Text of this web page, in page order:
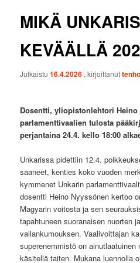
MIKÄ
KEVÄÄLLÄ
Julkaistu16.4.2026 , kirjoittanuttenho
Dosentti, yliopistonlehtori
parlamenttivaalien tulosta
perjantaina 24.4. kello 18:00
Unkarissa pidettiin 12.4.
saaneet, kenties koko vuoden
kymmenet Unkarin
dosentti Heino Nyyssönen kertoo
Magyarin voitosta ja sen
tapahtuneen suoranaisen nuorten
vallankumouksen. Vaalivoittajan
superenemmistö on
käsitellä taiten. Mukana luennolla